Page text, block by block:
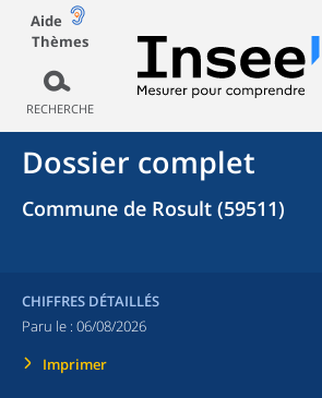
Aide
Thèmes
RECHERCHE
Dossier complet
Commune de Rosult (59511)
CHIFFRES DÉTAILLÉS
Paru le : 06/08/2026
Imprimer